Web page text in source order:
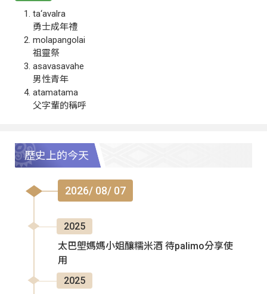
ta‘avalra
勇士成年禮
molapangolai
祖靈祭
asavasavahe
男性青年
atamatama
父字輩的稱呼
歷史上的今天
2026/ 08/ 07
2025
太巴塱媽媽小姐釀糯米酒 待palimo分享使
用
2025